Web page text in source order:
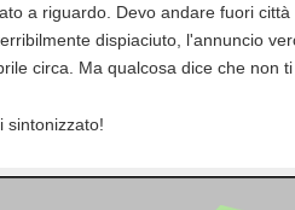
a riguardo. Devo andare fuori
dispiaciuto, l'annuncio
circa. Ma qualcosa dice che non
sintonizzato!